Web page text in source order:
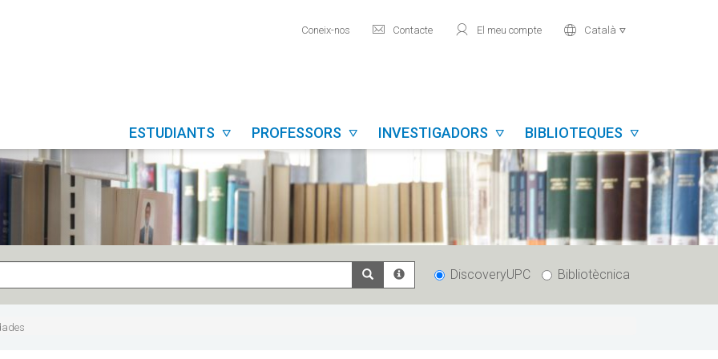
Coneix-nos mail Contacte user El meu compte world Català 
ESTUDIANTS  PROFESSORS  INVESTIGADORS  BIBLIOTEQUES 
DiscoveryUPC Bibliotècnica